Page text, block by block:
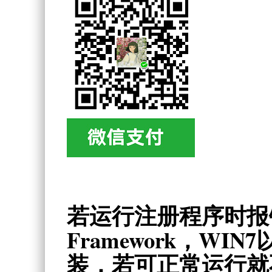
若运行注册程序时
Framework ，WIN7
装，若可正常运行